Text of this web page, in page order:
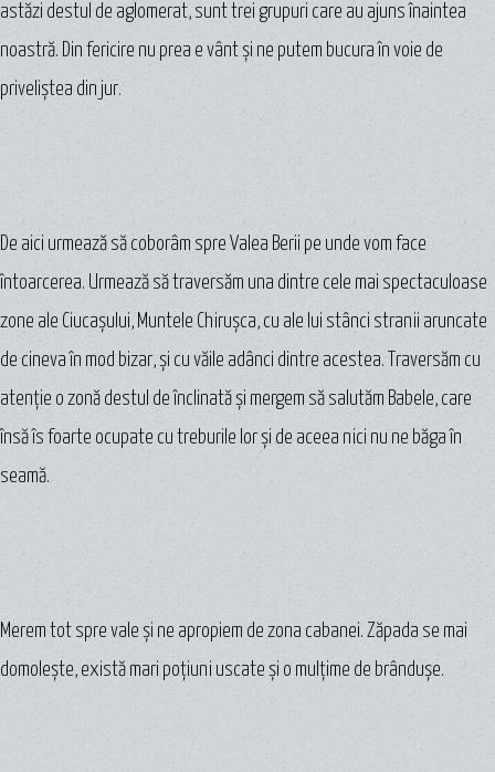
astăzi destul de aglomerat, sunt trei grupuri care au ajuns înaintea
noastră. Din fericire nu prea e vânt şi ne putem bucura în voie de
priveliştea din jur.
De aici urmează să coborâm spre Valea Berii pe unde vom face
întoarcerea. Urmează să traversăm una dintre cele mai spectaculoase
zone ale Ciucașului, Muntele Chirușca, cu ale lui stânci stranii aruncate
de cineva în mod bizar, şi cu văile adânci dintre acestea. Traversăm cu
atenţie o zonă destul de înclinată şi mergem să salutăm Babele, care
însă îs foarte ocupate cu treburile lor şi de aceea nici nu ne băga în
seamă.
Merem tot spre vale şi ne apropiem de zona cabanei. Zăpada se mai
domoleşte, există mari poţiuni uscate şi o mulţime de brânduşe.